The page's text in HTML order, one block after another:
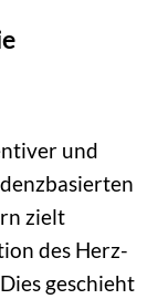
und
zielt
des Herz-
geschieht